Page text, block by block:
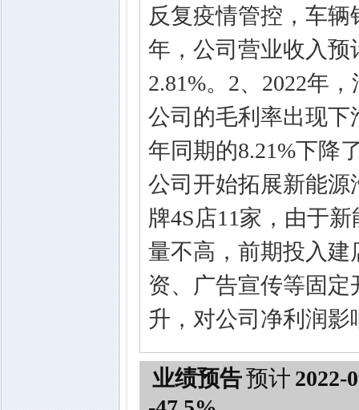
反复疫情管控，车
年，公司营业收入预
2.81%。2、2022年
公司的毛利率出现下
年同期的8.21%下降
公司开始拓展新能
牌4S店11家，由于
量不高，前期投入
资、广告宣传等固
升，对公司净利润影
业绩预告预计 2022-